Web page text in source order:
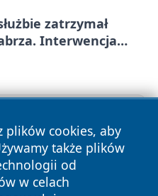
zatrzymał
Interwencja
wydziały
plików cookies, aby
także plików
od
w celach